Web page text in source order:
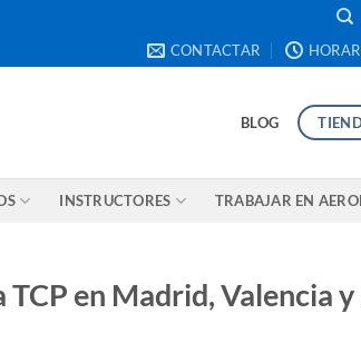
CONTACTAR
BLOG
INSTRUCTORES TRABAJAR EN
en Madrid, Valencia